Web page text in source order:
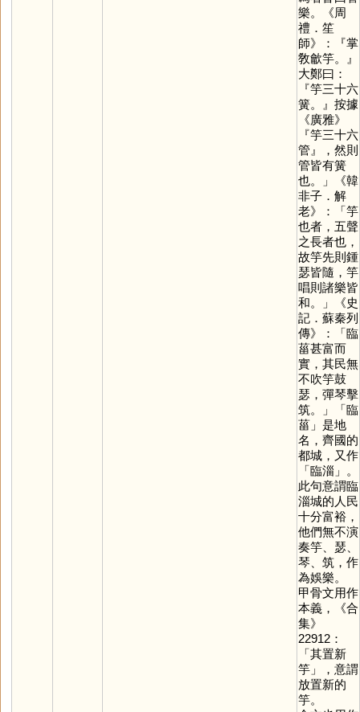
樂。《周
禮．笙
師》：『掌
敎龡竽。』
大鄭曰：
『竽三十六
簧。』按據
《廣雅》
『竽三十六
管』，然則
管皆有簧
也。」《韓
非子．解
老》：「竽
也者，五聲
之長者也，
故竽先則鍾
瑟皆隨，竽
唱則諸樂皆
和。」《史
記．蘇秦列
傳》：「臨
菑甚富而
實，其民無
不吹竽鼓
瑟，彈琴擊
筑。」「臨
菑」是地
名，齊國的
都城，又作
「臨淄」。
此句意謂臨
淄城的人民
十分富裕，
他們無不演
奏竽、瑟、
琴、筑，作
為娛樂。
甲骨文用作
本義，《合
集》
22912：
「其置新
竽」，意謂
放置新的
竽。